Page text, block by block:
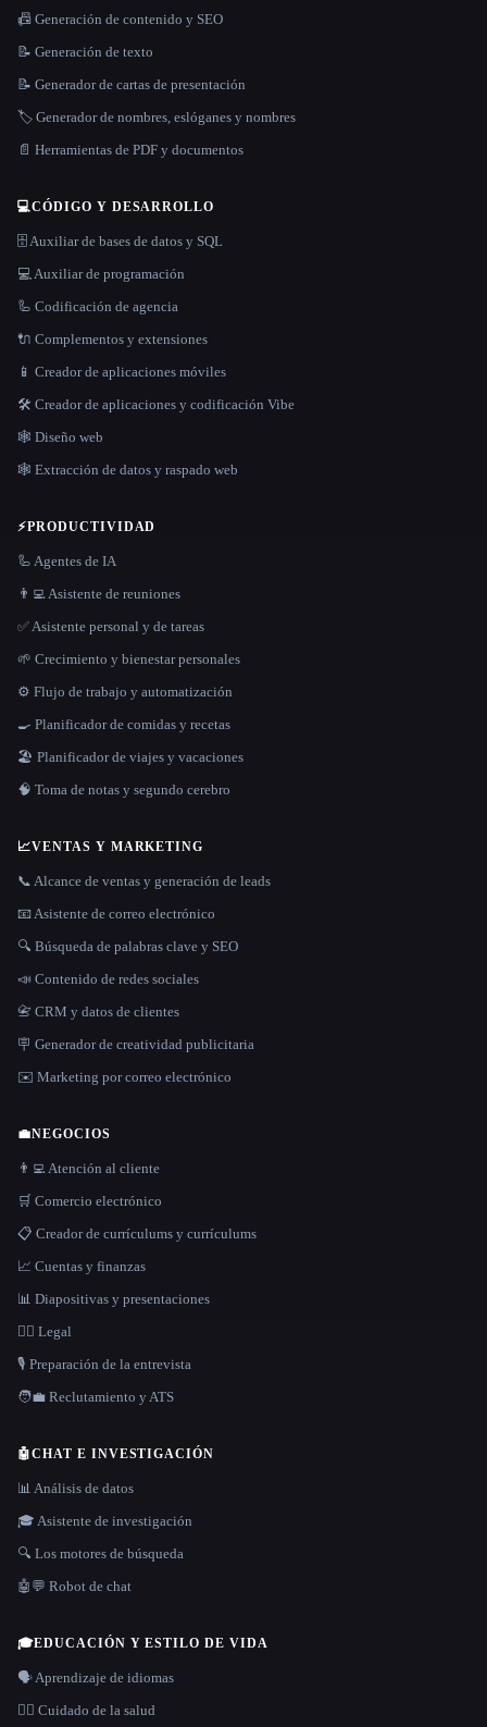
📠 Generación de contenido y SEO
📝 Generación de texto
📝 Generador de cartas de presentación
🏷️ Generador de nombres, eslóganes y nombres
📄 Herramientas de PDF y documentos
💻CÓDIGO Y DESARROLLO
🗄️ Auxiliar de bases de datos y SQL
💻 Auxiliar de programación
🦾 Codificación de agencia
🔌 Complementos y extensiones
📱 Creador de aplicaciones móviles
🛠️ Creador de aplicaciones y codificación Vibe
🕸 Diseño web
🕸️ Extracción de datos y raspado web
⚡PRODUCTIVIDAD
🦾 Agentes de IA
👨‍💻 Asistente de reuniones
✅ Asistente personal y de tareas
🌱 Crecimiento y bienestar personales
⚙️ Flujo de trabajo y automatización
🍳 Planificador de comidas y recetas
🏖 Planificador de viajes y vacaciones
🧠 Toma de notas y segundo cerebro
📈VENTAS Y MARKETING
📞 Alcance de ventas y generación de leads
📧 Asistente de correo electrónico
🔍 Búsqueda de palabras clave y SEO
📣 Contenido de redes sociales
📇 CRM y datos de clientes
🪧 Generador de creatividad publicitaria
✉️ Marketing por correo electrónico
💼NEGOCIOS
👨‍💻 Atención al cliente
🛒 Comercio electrónico
📋 Creador de currículums y currículums
📈 Cuentas y finanzas
📊 Diapositivas y presentaciones
👩‍⚖️ Legal
🎙️ Preparación de la entrevista
🧑‍💼 Reclutamiento y ATS
🤖CHAT E INVESTIGACIÓN
📊 Análisis de datos
🎓 Asistente de investigación
🔍 Los motores de búsqueda
🤖💬 Robot de chat
🎓EDUCACIÓN Y ESTILO DE VIDA
🗣️ Aprendizaje de idiomas
👩‍⚕️ Cuidado de la salud